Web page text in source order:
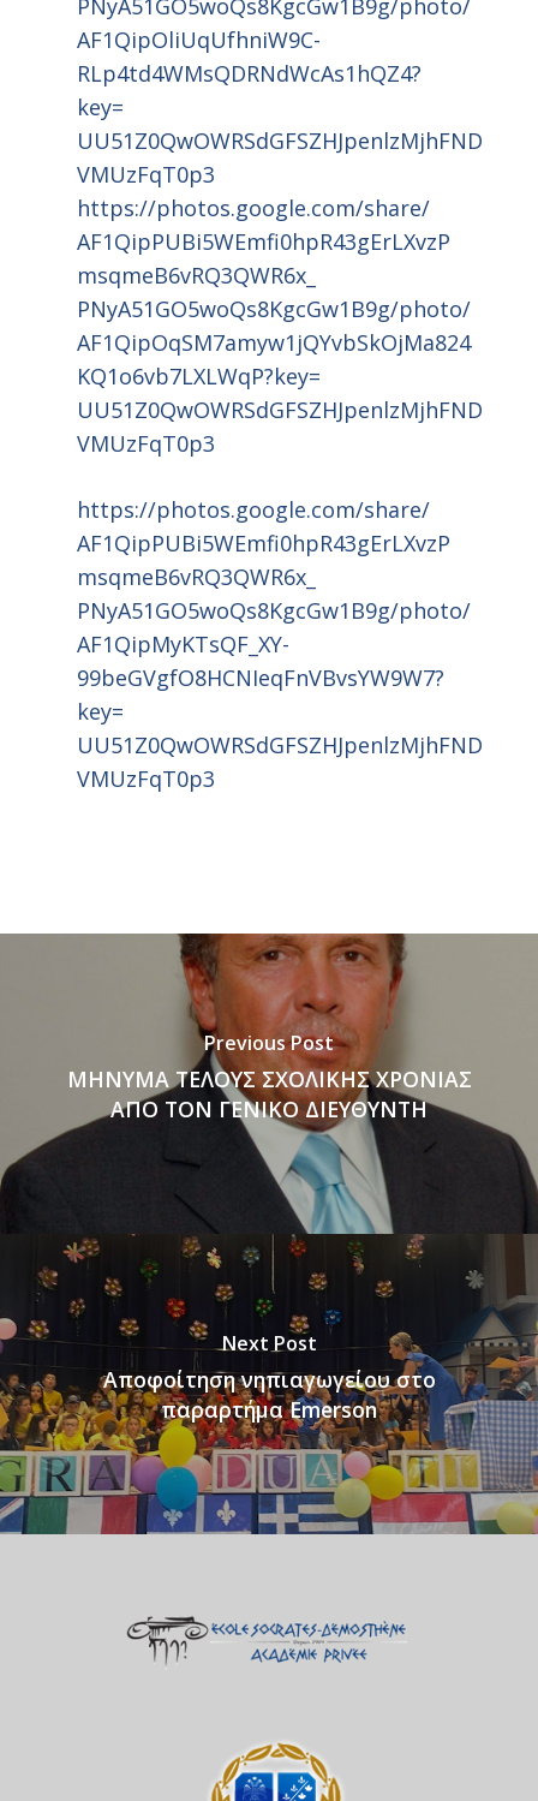
AF1QipOliUqUfhniW9C-
RLp4td4WMsQDRNdWcAs1hQZ4?
key=
UU51Z0QwOWRSdGFSZHJpenlzMjhFND
VMUzFqT0p3
https://photos.google.com/share/
AF1QipPUBi5WEmfi0hpR43gErLXvzP
msqmeB6vRQ3QWR6x_
PNyA51GO5woQs8KgcGw1B9g/photo/
AF1QipOqSM7amyw1jQYvbSkOjMa824
KQ1o6vb7LXLWqP?key=
UU51Z0QwOWRSdGFSZHJpenlzMjhFND
VMUzFqT0p3
https://photos.google.com/share/
AF1QipPUBi5WEmfi0hpR43gErLXvzP
msqmeB6vRQ3QWR6x_
PNyA51GO5woQs8KgcGw1B9g/photo/
AF1QipMyKTsQF_XY-
99beGVgfO8HCNIeqFnVBvsYW9W7?
key=
UU51Z0QwOWRSdGFSZHJpenlzMjhFND
VMUzFqT0p3
Previous Post
ΜΗΝΥΜΑ ΤΕΛΟΥΣ ΣΧΟΛΙΚΗΣ ΧΡΟΝΙΑΣ
ΑΠΟ ΤΟΝ ΓΕΝΙΚΟ ΔΙΕΥΘΥΝΤΗ
Next Post
Αποφοίτηση νηπιαγωγείου στο
παραρτήμα Emerson